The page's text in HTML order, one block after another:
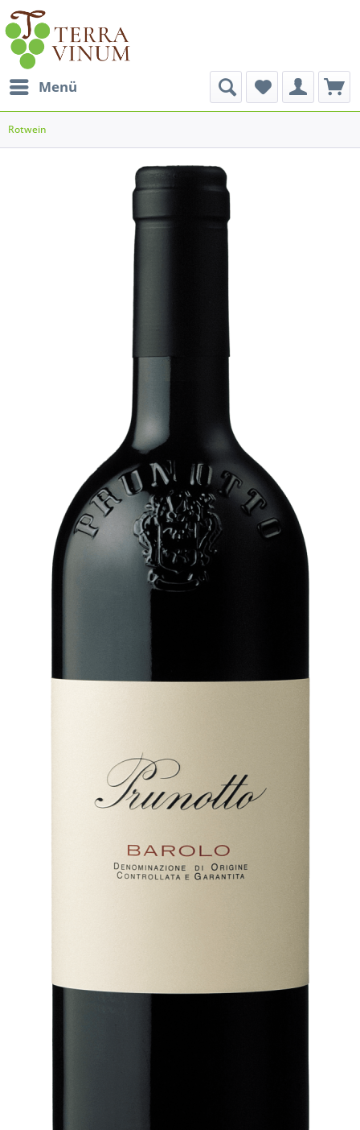
Menü
Rotwein